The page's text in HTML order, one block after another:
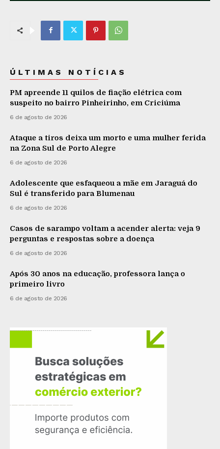
ÚLTIMAS NOTÍCIAS
PM apreende 11 quilos de fiação elétrica com
suspeito no bairro Pinheirinho, em Criciúma
6 de agosto de 2026
Ataque a tiros deixa um morto e uma mulher ferida
na Zona Sul de Porto Alegre
6 de agosto de 2026
Adolescente que esfaqueou a mãe em Jaraguá do
Sul é transferido para Blumenau
6 de agosto de 2026
Casos de sarampo voltam a acender alerta: veja 9
perguntas e respostas sobre a doença
6 de agosto de 2026
Após 30 anos na educação, professora lança o
primeiro livro
6 de agosto de 2026